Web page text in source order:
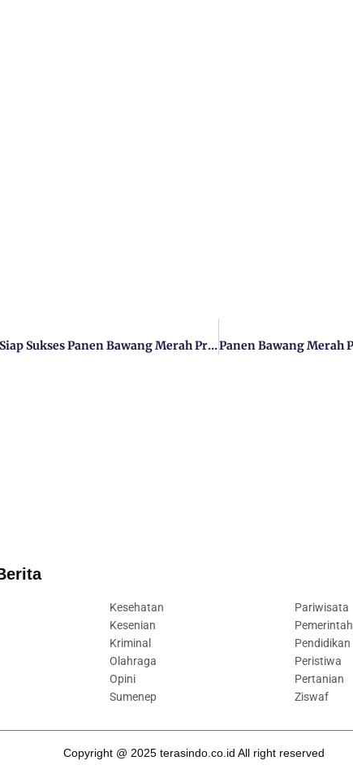
Gapoktancam Bindara Saod Pasongsongan Siap Sukses Panen Bawang Merah Proyek Upland 2023
Kesehatan
Kesenian
Kriminal
Olahraga
Opini
Sumenep
Pariwisata
Pemerintah
Pendidikan
Peristiwa
Pertanian
Ziswaf
Copyright @ 2025 terasindo.co.id All right reserved